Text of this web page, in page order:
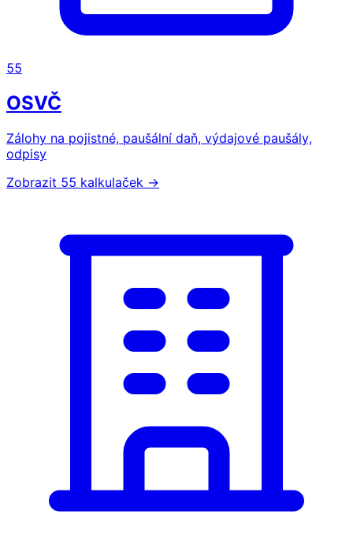
55
OSVČ
Zálohy na pojistné, paušální daň, výdajové paušály,
odpisy
Zobrazit 55 kalkulaček →